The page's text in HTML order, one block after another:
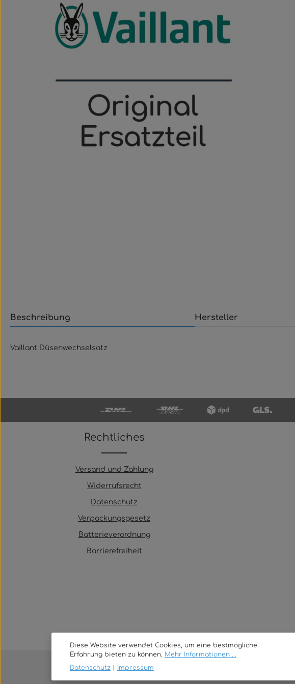
Beschreibung Hersteller
Vaillant Düsenwechselsatz
Rechtliches
Versand und Zahlung
Widerrufsrecht
Datenschutz
Verpackungsgesetz
Batterieverordnung
Barrierefreiheit
Diese Website verwendet Cookies, um eine bestmögliche
Erfahrung bieten zu können. Mehr Informationen ...
Datenschutz
Impressum